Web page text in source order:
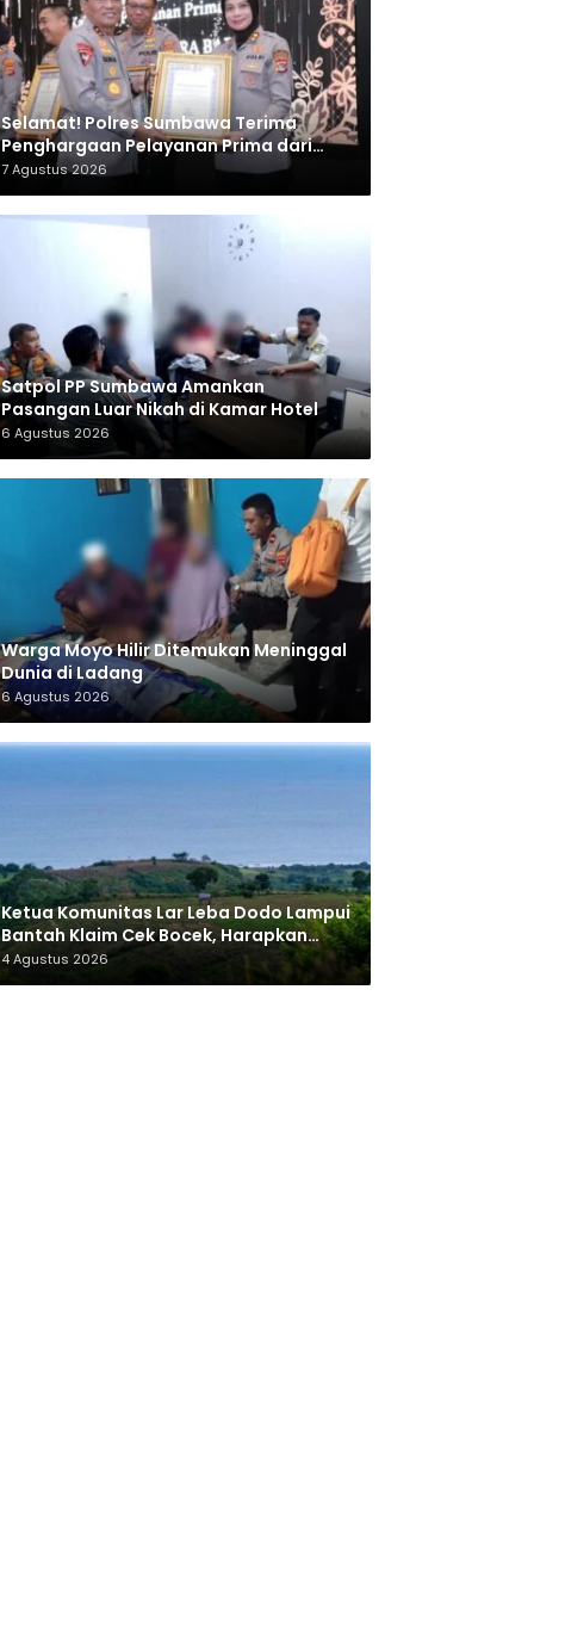
Selamat! Polres Sumbawa Terima
Penghargaan Pelayanan Prima dari
Kapolri
7 Agustus 2026
Satpol PP Sumbawa Amankan
Pasangan Luar Nikah di Kamar Hotel
6 Agustus 2026
Warga Moyo Hilir Ditemukan Meninggal
Dunia di Ladang
6 Agustus 2026
Ketua Komunitas Lar Leba Dodo Lampui
Bantah Klaim Cek Bocek, Harapkan
AMMAN Beri Akses ke Makam Leluhur
4 Agustus 2026